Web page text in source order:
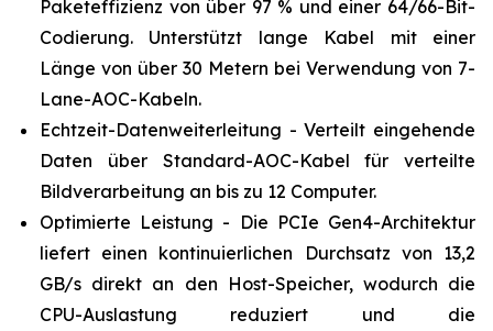
Paketeffizienz von über 97 % und einer 64/66-Bit-
Codierung. Unterstützt lange Kabel mit einer
Länge von über 30 Metern bei Verwendung von 7-
Lane-AOC-Kabeln.
Echtzeit-Datenweiterleitung - Verteilt eingehende
Daten über Standard-AOC-Kabel für verteilte
Bildverarbeitung an bis zu 12 Computer.
Optimierte Leistung - Die PCIe Gen4-Architektur
liefert einen kontinuierlichen Durchsatz von 13,2
GB/s direkt an den Host-Speicher, wodurch die
CPU-Auslastung reduziert und die